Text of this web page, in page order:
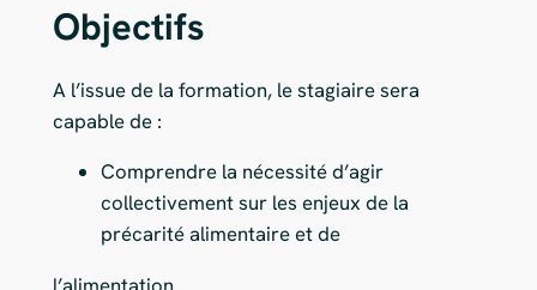
Objectifs
A l’issue de la formation, le stagiaire sera
capable de :
Comprendre la nécessité d’agir
collectivement sur les enjeux de la
précarité alimentaire et de